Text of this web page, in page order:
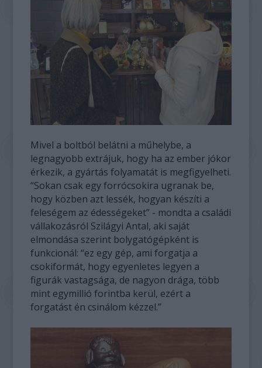
Mivel a boltból belátni a műhelybe, a
legnagyobb extrájuk, hogy ha az ember jókor
érkezik, a gyártás folyamatát is megfigyelheti.
“Sokan csak egy forrócsokira ugranak be,
hogy közben azt lessék, hogyan készíti a
feleségem az édességeket” - mondta a családi
vállakozásról Szilágyi Antal, aki saját
elmondása szerint bolygatógépként is
funkcionál: “ez egy gép, ami forgatja a
csokiformát, hogy egyenletes legyen a
figurák vastagsága, de nagyon drága, több
mint egymillió forintba kerül, ezért a
forgatást én csinálom kézzel.”